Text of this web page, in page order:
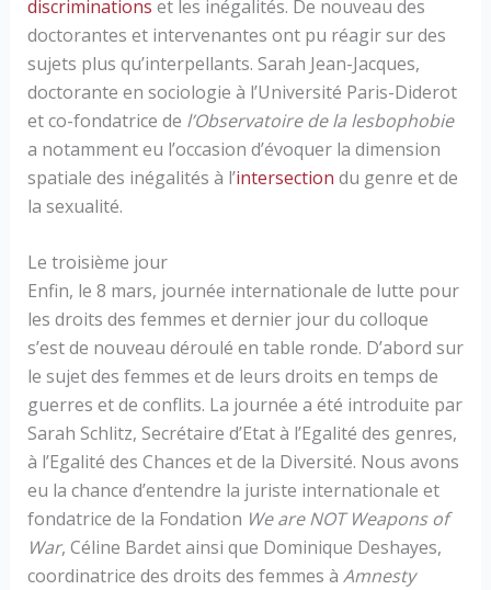
discriminations et les inégalités. De nouveau des
doctorantes et intervenantes ont pu réagir sur des
sujets plus qu’interpellants. Sarah Jean-Jacques,
doctorante en sociologie à l’Université Paris-Diderot
et co-fondatrice de l’Observatoire de la lesbophobie
a notamment eu l’occasion d’évoquer la dimension
spatiale des inégalités à l’intersection du genre et de
la sexualité.
Le troisième jour
Enfin, le 8 mars, journée internationale de lutte pour
les droits des femmes et dernier jour du colloque
s’est de nouveau déroulé en table ronde. D’abord sur
le sujet des femmes et de leurs droits en temps de
guerres et de conflits. La journée a été introduite par
Sarah Schlitz, Secrétaire d’Etat à l’Egalité des genres,
à l’Egalité des Chances et de la Diversité. Nous avons
eu la chance d’entendre la juriste internationale et
fondatrice de la Fondation We are NOT Weapons of
War, Céline Bardet ainsi que Dominique Deshayes,
coordinatrice des droits des femmes à Amnesty